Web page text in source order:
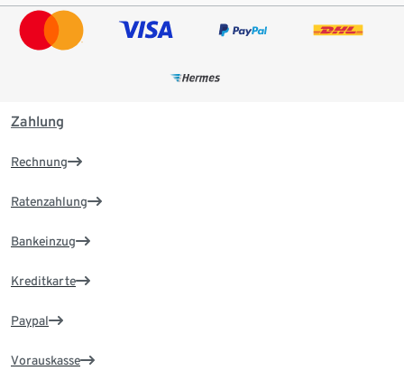
Zahlung
Rechnung
Ratenzahlung
Bankeinzug
Kreditkarte
Paypal
Vorauskasse